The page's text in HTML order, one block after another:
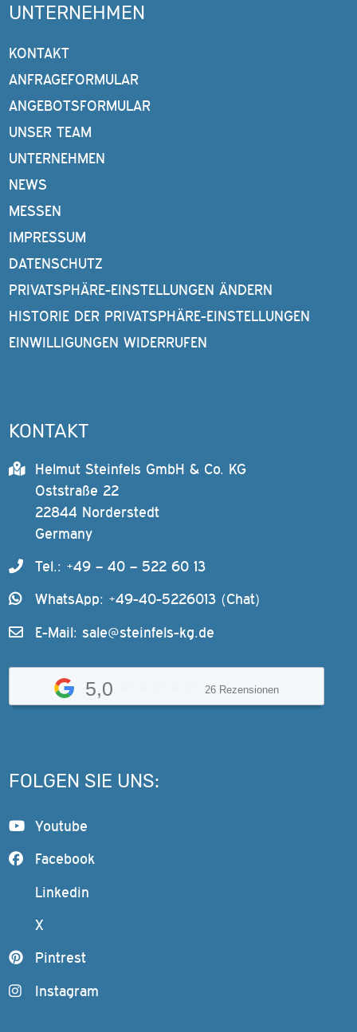
UNTERNEHMEN
KONTAKT
ANFRAGEFORMULAR
ANGEBOTSFORMULAR
UNSER TEAM
UNTERNEHMEN
NEWS
MESSEN
IMPRESSUM
DATENSCHUTZ
PRIVATSPHÄRE-EINSTELLUNGEN ÄNDERN
HISTORIE DER PRIVATSPHÄRE-EINSTELLUNGEN
EINWILLIGUNGEN WIDERRUFEN
KONTAKT
Helmut Steinfels GmbH & Co. KG
Oststraße 22
22844 Norderstedt
Germany
Tel.: +49 – 40 – 522 60 13
WhatsApp: +49-40-5226013 (Chat)
E-Mail: sale@steinfels-kg.de
5,0 26 Rezensionen
FOLGEN SIE UNS:
Youtube
Facebook
Linkedin
X
Pintrest
Instagram